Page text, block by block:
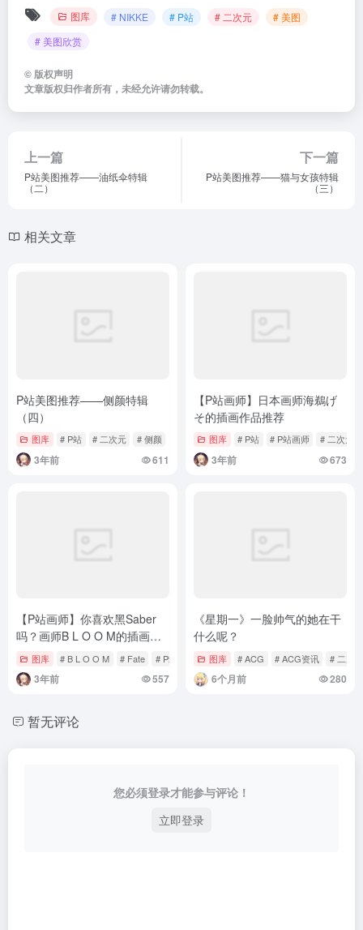
图库 # NIKKE # P站 # 二次元
# 美图
# 美图欣赏
©版权声明
文章版权归作者所有，未经允许请勿转载。
上一篇
P站美图推荐——油纸伞特辑
（二）
下一篇
P站美图推荐——猫与女孩特辑
（三）
相关文章
P站美图推荐——侧颜特辑
（四）
图库 # P站 # 二次元 # 侧颜
3年前 611
【P站画师】日本画师海鵜げ
そ的插画作品推荐
图库 # P站 # P站画师 # 二次元
3年前 673
【P站画师】你喜欢黑Saber
吗？画师B L O O M的插画作
品推荐
图库 # B L O O M # Fate # P站
3年前 557
《星期一》一脸帅气的她在干
什么呢？
图库 # ACG # ACG资讯 # 二次元
6个月前 280
暂无评论
您必须登录才能参与评论！
立即登录